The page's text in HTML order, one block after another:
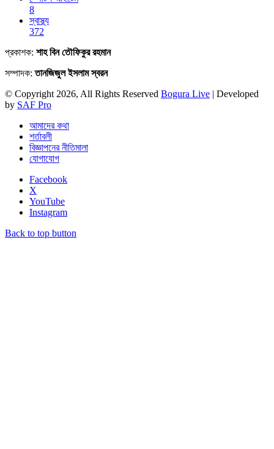
8
স্বাস্থ্য
372
প্রকাশক: শাহ বিন তৌফিকুর রহমান
সম্পাদক:তানজিজুল ইসলাম স্বরন
© Copyright 2026, All Rights Reserved Bogura Live | Developed
by SAF Pro
আমাদের কথা
শর্তাবলী
বিজ্ঞাপনের নীতিমালা
যোগাযোগ
Facebook
X
YouTube
Instagram
Back to top button